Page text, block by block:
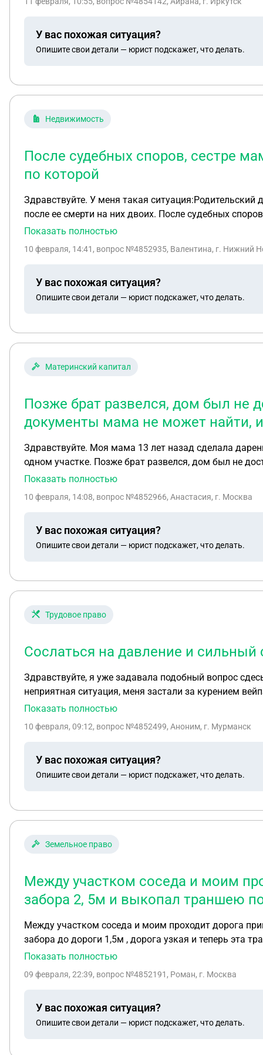
рождение 3 ребёнка. Денег которые я взяла на ипотеку
так далее, несколько месяцев платила и
просрочек. Живу и прописана с детьми на
У вас похожая ситуация?
Опишите свои детали — юрист подскажет, что делать.
Недвижимость
После судебных споров, сестре
по которой
Здравствуйте. У меня такая
после ее смерти на них двоих. После судебных
продать дом на тот момент, к сожалению, мама,
мы, как неграмотные в юридических вопросах
Свидетельство о праве на наследство по
какое то время после смерти мамы в нем
по 1/2 доли на нас с сестрой. Хотели несколько раз
преткновения для наших детей после нашей смерти.
Показать полностью
10 февраля, 14:41 , вопрос №4852935, Валентина, г. Нижний
У вас похожая ситуация?
Опишите свои детали — юрист подскажет, что делать.
Материнский капитал
Позже брат развелся, дом был не
документы мама не может найти,
Здравствуйте. Моя мама 13 лет назад сделала
одном участке. Позже брат развелся, дом был не
именно те документы дарения. Подскажите
Показать полностью
10 февраля, 14:08, вопрос №4852966, Анастасия, г. Москва
У вас похожая ситуация?
Опишите свои детали — юрист подскажет, что делать.
Трудовое право
Сослаться на давление и
Здравствуйте, я уже задавала подобный вопрос
неприятная ситуация, меня застали за курением
преподователя в туалете). Рассказываю по порядку,
деректору писать объяснительную, там на меня
перечеркиваниями (в состоянии стресса),
написала я что то типо" я такая то такая то группа
поставить на учет куда то (но это бред скорее
любой вид дисциплинарного взыскания вносится в
не об практике а об устройстве на работу на
Классная руководительница упоминает
самое? В общем хочу узнать чем мне это всё грозит
непрофессионализме преподователя может
сожет создать лишние разбирательства и
которая могла зафиксировать действия
ней? Сослаться на давление и сильный стресс
где описаные обязанности и права сотрудников и
Показать полностью
10 февраля, 09:12, вопрос №4852499, Аноним, г. Мурманск
У вас похожая ситуация?
Опишите свои детали — юрист подскажет, что делать.
Земельное право
Между участком соседа и моим
забора 2, 5м и выкопал траншею
Между участком соседа и моим проходит дорога
забора до дороги 1,5м , дорога узкая и теперь эта
только лишь угрожает, аргументируя что он первый
Показать полностью
09 февраля, 22:39, вопрос №4852191, Роман, г. Москва
У вас похожая ситуация?
Опишите свои детали — юрист подскажет, что делать.